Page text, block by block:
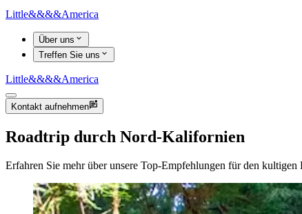
Little&&&&America
Über uns
Treffen Sie uns
Little&&&&America
Kontakt aufnehmen
Roadtrip durch Nord-Kalifornien
Erfahren Sie mehr über unsere Top-Empfehlungen für den